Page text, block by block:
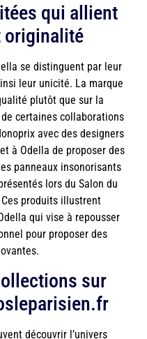
qui allient
originalité
se distinguent par leur
leur unicité. La marque
plutôt que sur la
certaines collaborations
avec des designers
à Odella de proposer des
panneaux insonorisants
lors du Salon du
produits illustrent
qui vise à repousser
pour proposer des
sur
découvrir l’univers